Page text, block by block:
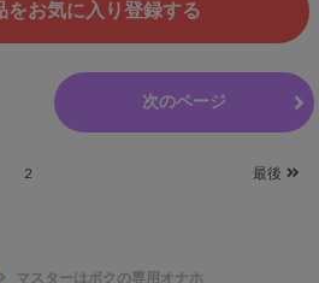
をお気に入り登録する
次のページ
2 最後
マスターはボクの専用オナホ